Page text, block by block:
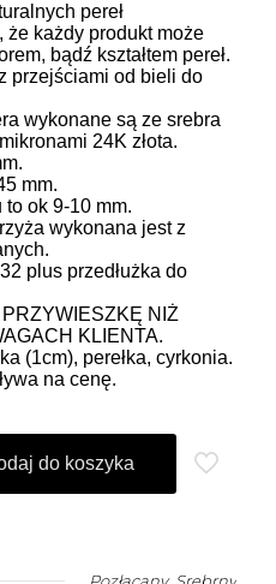
pereł
że każdy produkt może
bądź kształtem pereł.
przejściami od bieli do
wykonane są ze srebra
24K złota.
mm.
to ok 9-10 mm.
wykonana jest z
plus przedłużka do
NIŻ
KLIENTA.
(1cm), perełka, cyrkonia.
na cenę.
do koszyka